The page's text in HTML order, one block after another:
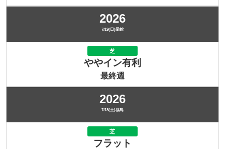
2026
7/19(日)函館
芝
ややイン有利
最終週
2026
7/18(土)福島
芝
フラット